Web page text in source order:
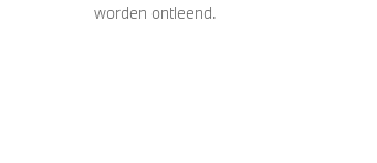
worden ontleend.